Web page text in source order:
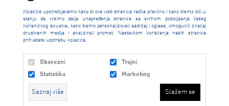
Kolačiće upotrebljavamo kako bi ova web stranica radila pravilno i kako bismo bili u
stanju da vršimo dalja unapređenja stranice sa svrhom poboljšanja Vašeg
korisničkog iskustva, kako bismo personalizovali sadržaj i oglase, omogućili značaj
društvenih medija i analizirali promet. Nastavkom korišćenja naših stranica
prihvatate upotrebu kolačića.
Obavezni
Trajni
Statistika
Marketing
Saznaj više Slažem se
INTERSPORT 2026 created by Enetel Solutions